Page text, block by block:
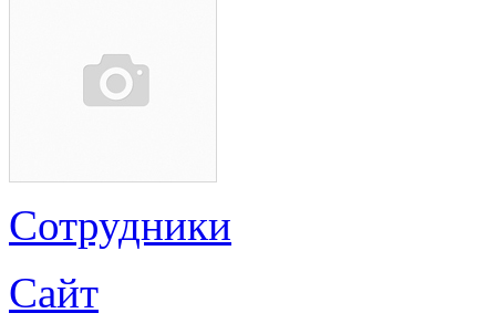
Сотрудники
Сайт